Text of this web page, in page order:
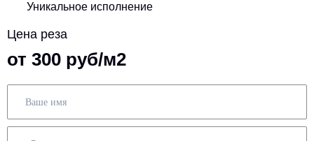
Уникальное исполнение
Цена реза
от 300 руб/м2